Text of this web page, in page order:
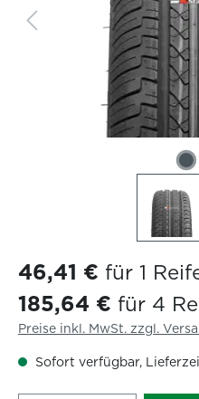
46,41 € für 1
185,64 € für 4
Preise inkl. MwSt. zzgl.
Sofort verfügbar,